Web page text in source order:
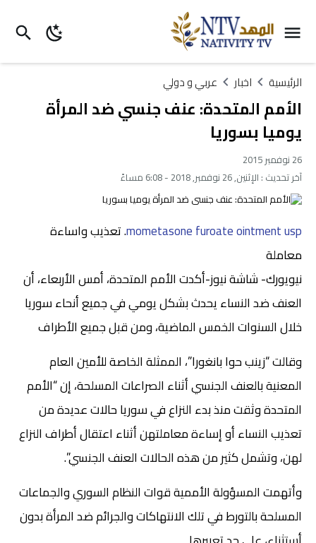
الرئيسية اخبار عربي و دولي
الأمم المتحدة: عنف جنسي ضد المرأة
يوميا بسوريا
26 نوفمبر 2015
آخر تحديث : الإثنين, 26 نوفمبر, 2018 - 6:08 مساءً
mometasone furoate ointment usp. تعذيب واساءة
معاملة
نيويورك- شاشة نيوز-أكدت الأمم المتحدة، أمس الأربعاء، أن
العنف ضد النساء يحدث بشكل يومي في جميع أنحاء سوريا
خلال السنوات الخمس الماضية، ومن قبل جميع الأطراف
وقالت “زينب حوا بانغورا”، الممثلة الخاصة للأمين العام
المعنية بالعنف الجنسي أثناء الصراعات المسلحة، إن “الأمم
المتحدة وثقت منذ بدء النزاع في سوريا حالات عديدة من
تعذيب النساء أو إساءة معاملتهن أثناء اعتقال أطراف النزاع
لهن، وتشمل كثير من هذه الحالات العنف الجنسي”.
وأتهمت المسؤولة الأممية قوات النظام السوري والجماعات
المسلحة بالتورط في تلك الانتهاكات والجرائم ضد المرأة بدون